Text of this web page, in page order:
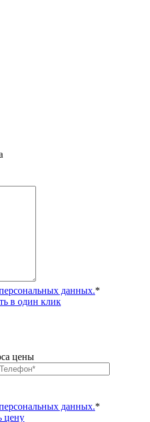
данных.*
в один клик
цены
данных.*
цену